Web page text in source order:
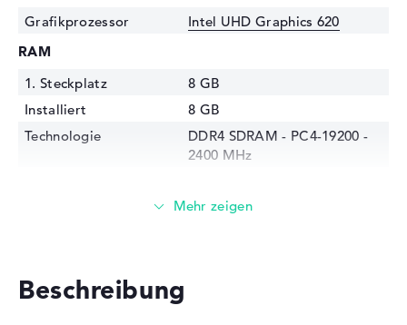
Grafikprozessor
Intel UHD Graphics 620
RAM
1. Steckplatz
8 GB
Installiert
8 GB
Technologie
DDR4 SDRAM - PC4-19200 -
2400 MHz
256 GB SSD
Beschreibung